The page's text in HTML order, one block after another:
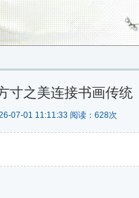
寸之美连接书画传统
07-01 11:11:33 阅读： 628次